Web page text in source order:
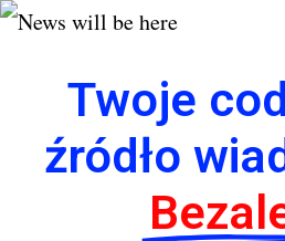
Twoje
źródło